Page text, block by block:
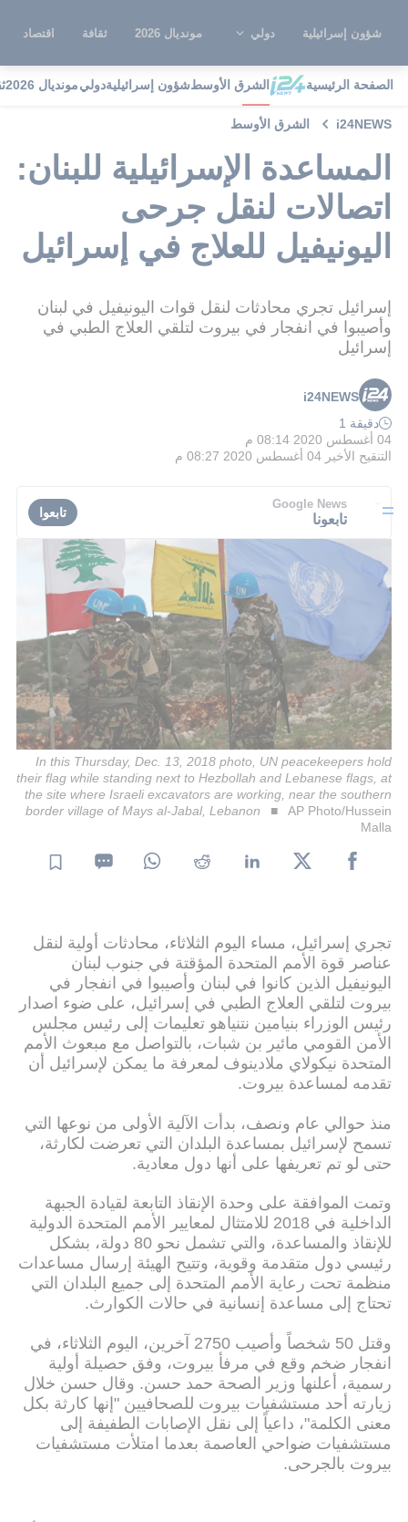
شؤون إسرائيلية دولي مونديال 2026 ثقافة اقتصاد
الصفحة الرئيسية الشرق الأوسطشؤون إسرائيليةدوليمونديال 2026
i24NEWS الشرق الأوسط
المساعدة الإسرائيلية للبنان:
اتصالات لنقل جرحى
اليونيفيل للعلاج في إسرائيل
إسرائيل تجري محادثات لنقل قوات اليونيفيل في لبنان
وأصيبوا في انفجار في بيروت لتلقي العلاج الطبي في
إسرائيل
i24NEWS
دقيقة 1
04 أغسطس 2020 08:14 م
التنقيح الأخير 04 أغسطس 2020 08:27 م
Google News
تابعونا تابعوا
In this Thursday, Dec. 13, 2018 photo, UN peacekeepers hold
their flag while standing next to Hezbollah and Lebanese flags, at
the site where Israeli excavators are working, near the southern
border village of Mays al-Jabal, Lebanon
AP Photo/Hussein
Malla
تجري إسرائيل، مساء اليوم الثلاثاء، محادثات أولية لنقل
عناصر قوة الأمم المتحدة المؤقتة في جنوب لبنان
اليونيفيل الذين كانوا في لبنان وأصيبوا في انفجار في
بيروت لتلقي العلاج الطبي في إسرائيل، على ضوء اصدار
رئيس الوزراء بنيامين نتنياهو تعليمات إلى رئيس مجلس
الأمن القومي مائير بن شبات، بالتواصل مع مبعوث الأمم
المتحدة نيكولاي ملادينوف لمعرفة ما يمكن لإسرائيل أن
تقدمه لمساعدة بيروت.
منذ حوالي عام ونصف، بدأت الآلية الأولى من نوعها التي
تسمح لإسرائيل بمساعدة البلدان التي تعرضت لكارثة،
حتى لو تم تعريفها على أنها دول معادية.
وتمت الموافقة على وحدة الإنقاذ التابعة لقيادة الجبهة
الداخلية في 2018 للامتثال لمعايير الأمم المتحدة الدولية
للإنقاذ والمساعدة، والتي تشمل نحو 80 دولة، بشكل
رئيسي دول متقدمة وقوية، وتتيح الهيئة إرسال مساعدات
منظمة تحت رعاية الأمم المتحدة إلى جميع البلدان التي
تحتاج إلى مساعدة إنسانية في حالات الكوارث.
وقتل 50 شخصاً وأصيب 2750 آخرين، اليوم الثلاثاء، في
انفجار ضخم وقع في مرفأ بيروت، وفق حصيلة أولية
رسمية، أعلنها وزير الصحة حمد حسن. وقال حسن خلال
زيارته أحد مستشفيات بيروت للصحافيين "إنها كارثة بكل
معنى الكلمة"، داعياً إلى نقل الإصابات الطفيفة إلى
مستشفيات ضواحي العاصمة بعدما امتلأت مستشفيات
بيروت بالجرحى.